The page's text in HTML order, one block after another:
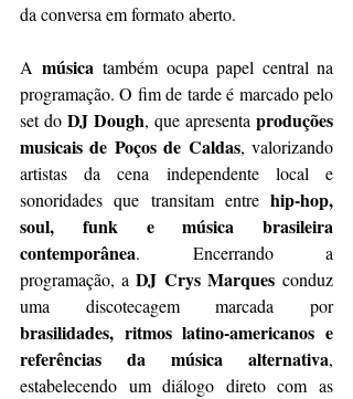
da conversa em formato aberto.
A música também ocupa papel central na
programação. O fim de tarde é marcado pelo
set do DJ Dough, que apresenta produções
musicais de Poços de Caldas, valorizando
artistas da cena independente local e
sonoridades que transitam entre hip-hop,
soul, funk e música brasileira
contemporânea. Encerrando a
programação, a DJ Crys Marques conduz
uma discotecagem marcada por
brasilidades, ritmos latino-americanos e
referências da música alternativa,
estabelecendo um diálogo direto com as